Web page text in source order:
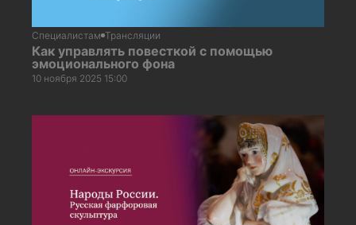
Специалистам Трансляции
Как управлять повесткой с помощью
эмоционального фона
10 ноября 2025 15:00